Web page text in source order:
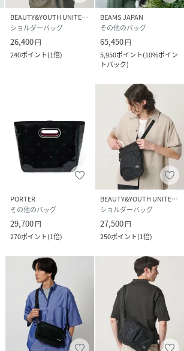
BEAUTY&YOUTH UNITED ARROWS
ショルダーバッグ
26,400円
240ポイント(1倍)
BEAMS JAPAN
その他のバッグ
65,450円
5,950ポイント(10%ポイン
トバック)
PORTER
その他のバッグ
29,700円
270ポイント(1倍)
BEAUTY&YOUTH UNITED ARROWS
ショルダーバッグ
27,500円
250ポイント(1倍)